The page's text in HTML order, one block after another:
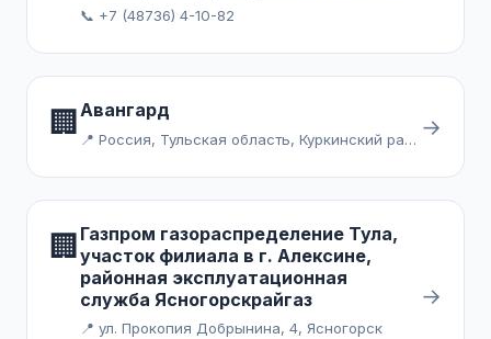
📞 +7 (48736) 4-10-82
🏢 Авангард
📍 Россия, Тульская область, Куркинский район, поселок городского типа Куркино →
🏢 Газпром газораспределение Тула,
участок филиала в г. Алексине,
районная эксплуатационная
служба Ясногорскрайгаз
📍 ул. Прокопия Добрынина, 4, Ясногорск
→